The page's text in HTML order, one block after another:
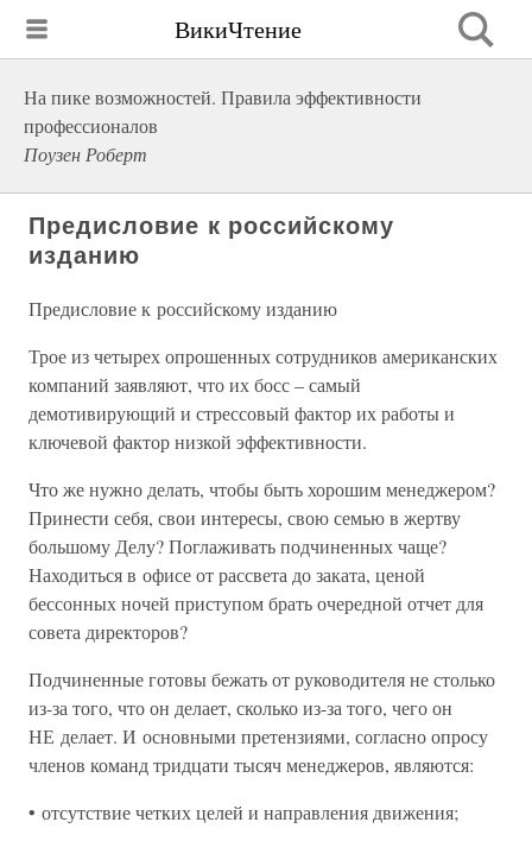
ВикиЧтение
На пике возможностей. Правила эффективности
профессионалов
Поузен Роберт
Предисловие к российскому
изданию
Предисловие к российскому изданию
Трое из четырех опрошенных сотрудников американских
компаний заявляют, что их босс – самый
демотивирующий и стрессовый фактор их работы и
ключевой фактор низкой эффективности.
Что же нужно делать, чтобы быть хорошим менеджером?
Принести себя, свои интересы, свою семью в жертву
большому Делу? Поглаживать подчиненных чаще?
Находиться в офисе от рассвета до заката, ценой
бессонных ночей приступом брать очередной отчет для
совета директоров?
Подчиненные готовы бежать от руководителя не столько
из-за того, что он делает, сколько из-за того, чего он
НЕ делает. И основными претензиями, согласно опросу
членов команд тридцати тысяч менеджеров, являются:
• отсутствие четких целей и направления движения;